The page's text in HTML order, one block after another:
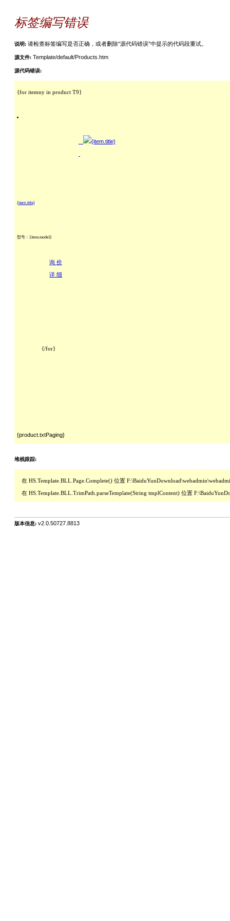
标签编写错误
说明: 请检查标签编写是否正确，或者删除“源代码错误”中提示的代码段重试。
源文件: Template/default/Products.htm
源代码错误:
{for itemny in product T9}
{item.title}
型号：{item.model}
询 价
详 细
                {/for}
{product.txtPaging}
堆栈跟踪:
在 HS.Template.BLL.Page.Complete() 位置
在 HS.Template.BLL.TrimPath.parseTemplate(String tmplContent) 位置
版本信息: v2.0.50727.8813